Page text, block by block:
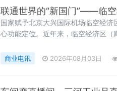
联通世界的“新国门”——临
国家赋予北京大兴国际机场临空经
心功能定位。近年来，临空经济区（
分量愈发厚重。
商业电讯 2026年08月03日